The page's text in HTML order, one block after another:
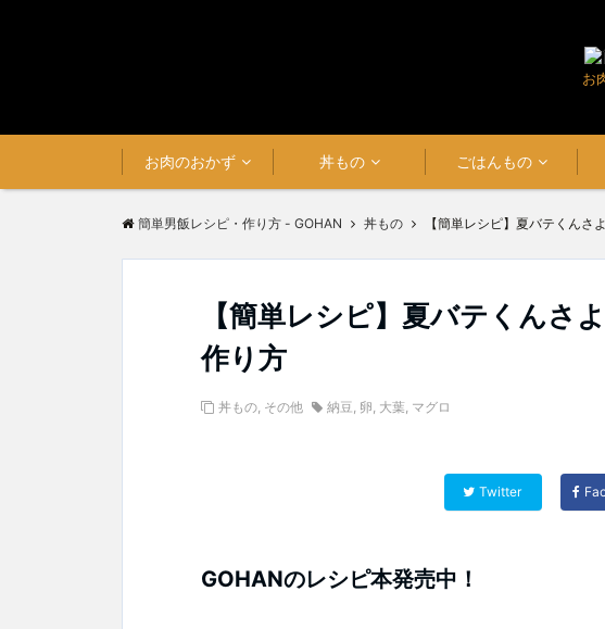
お
お肉のおかず 丼もの ごはんもの
簡単男飯レシピ・作り方 - GOHAN 丼もの 【簡単レシピ】夏バテくんさ
【簡単レシピ】夏バテくんさ
作り方
丼もの, その他 納豆, 卵, 大葉, マグロ
Twitter
GOHANのレシピ本発売中！